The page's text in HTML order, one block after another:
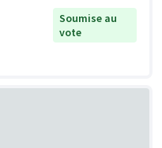
Soumise au
vote